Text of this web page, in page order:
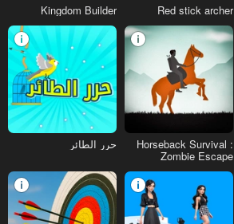
Red stick archer
Kingdom Builder
Horseback Survival :
Zombie Escape
حرر الطائر